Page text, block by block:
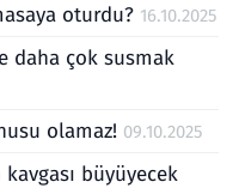
oturdu? 16.10.2025
daha çok susmak
olamaz! 09.10.2025
büyüyecek